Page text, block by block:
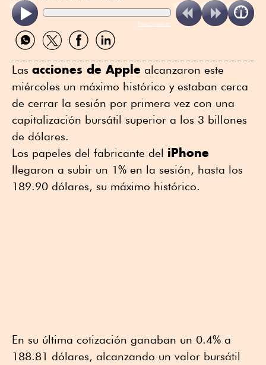
ReadSpeaker
Compartir
por
Compartir
por
Compartir
por
Compartir
por
Las acciones de Apple alcanzaron este
miércoles un máximo histórico y estaban cerca
de cerrar la sesión por primera vez con una
capitalización bursátil superior a los 3 billones
de dólares.
Los papeles del fabricante del iPhone
llegaron a subir un 1% en la sesión, hasta los
189.90 dólares, su máximo histórico.
En su última cotización ganaban un 0.4% a
188.81 dólares, alcanzando un valor bursátil